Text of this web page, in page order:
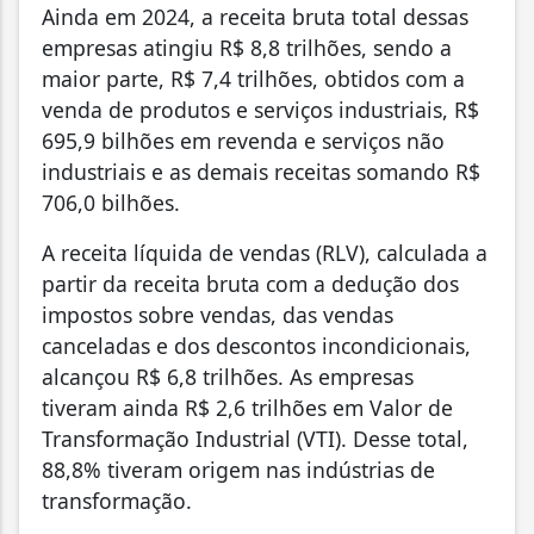
Ainda em 2024, a receita bruta total dessas
empresas atingiu R$ 8,8 trilhões, sendo a
maior parte, R$ 7,4 trilhões, obtidos com a
venda de produtos e serviços industriais, R$
695,9 bilhões em revenda e serviços não
industriais e as demais receitas somando R$
706,0 bilhões.
A receita líquida de vendas (RLV), calculada a
partir da receita bruta com a dedução dos
impostos sobre vendas, das vendas
canceladas e dos descontos incondicionais,
alcançou R$ 6,8 trilhões. As empresas
tiveram ainda R$ 2,6 trilhões em Valor de
Transformação Industrial (VTI). Desse total,
88,8% tiveram origem nas indústrias de
transformação.